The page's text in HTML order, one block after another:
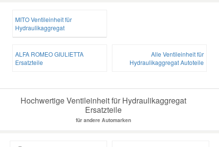
MITO Ventileinheit für
Hydraulikaggregat
ALFA ROMEO GIULIETTA
Ersatzteile
Alle Ventileinheit für
Hydraulikaggregat Autoteile
Hochwertige Ventileinheit für Hydraulikaggregat
Ersatzteile
für andere Automarken